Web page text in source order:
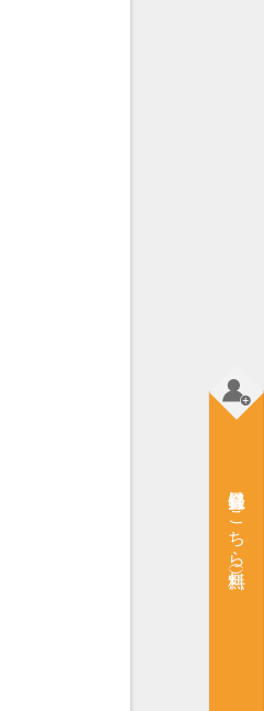
会員登録はこちら（無料）